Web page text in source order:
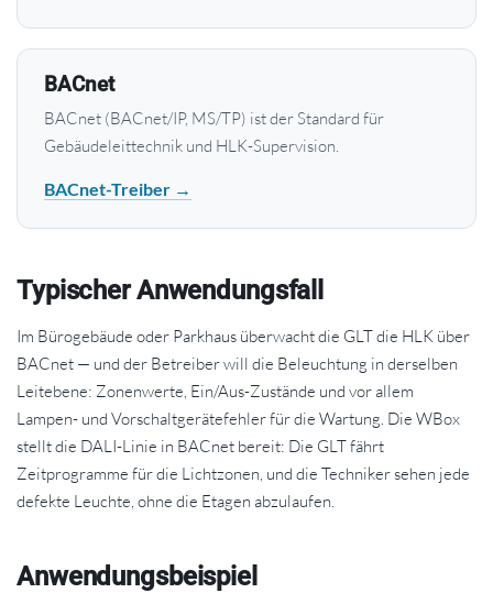
BACnet
BACnet (BACnet/IP, MS/TP) ist der Standard für
Gebäudeleittechnik und HLK-Supervision.
BACnet-Treiber →
Typischer Anwendungsfall
Im Bürogebäude oder Parkhaus überwacht die GLT die HLK über
BACnet — und der Betreiber will die Beleuchtung in derselben
Leitebene: Zonenwerte, Ein/Aus-Zustände und vor allem
Lampen- und Vorschaltgerätefehler für die Wartung. Die WBox
stellt die DALI-Linie in BACnet bereit: Die GLT fährt
Zeitprogramme für die Lichtzonen, und die Techniker sehen jede
defekte Leuchte, ohne die Etagen abzulaufen.
Anwendungsbeispiel